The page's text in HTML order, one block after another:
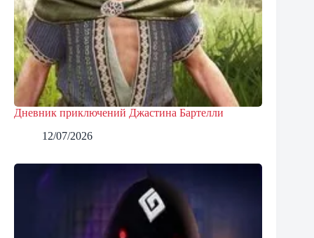
Дневник приключений Джастина Бартелли
12/07/2026